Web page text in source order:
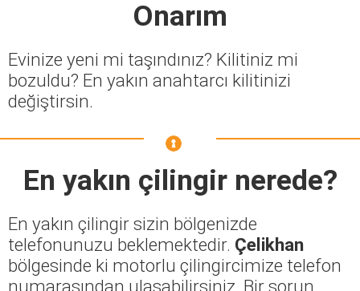
Onarım
Evinize yeni mi taşındınız? Kilitiniz mi
bozuldu? En yakın anahtarcı kilitinizi
değiştirsin.
En yakın çilingir nerede?
En yakın çilingir sizin bölgenizde
telefonunuzu beklemektedir. Çelikhan
bölgesinde ki motorlu çilingircimize telefon
numarasından ulaşabilirsiniz. Bir sorun